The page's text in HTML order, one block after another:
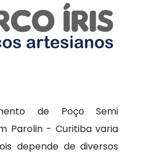
de Poço Semi
Parolin - Curitiba varia
depende de diversos